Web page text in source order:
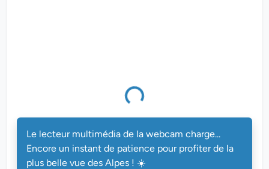
de la webcam charge...
Le lecteur multimédia de la webcam charge...
Encore un instant de patience pour profiter de la
plus belle vue des Alpes ! ☀️